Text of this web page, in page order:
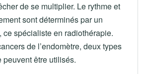
de se multiplier. Le rythme et
sont déterminés par un
ce spécialiste en radiothérapie.
de l’endomètre, deux types
être utilisés.